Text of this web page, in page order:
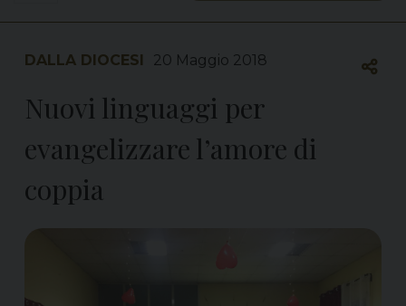
per:
DALLA DIOCESI 20 Maggio 2018
Nuovi linguaggi per
evangelizzare l’amore di
coppia